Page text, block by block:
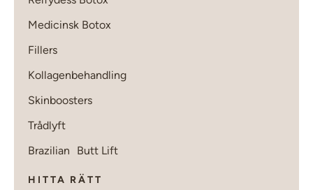
Medicinsk Botox
Fillers
Kollagenbehandling
Skinboosters
Trådlyft
Brazilian Butt Lift
HITTA RÄTT